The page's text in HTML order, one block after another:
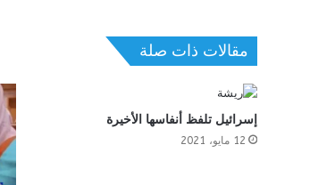
مقالات ذات صلة
إسرائيل تلفظ أنفاسها الأخيرة
12 مايو، 2021